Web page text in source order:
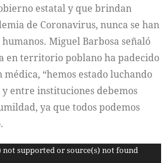
estatal y que brindan
de Coronavirus, nunca se han
Miguel Barbosa señaló
en territorio poblano ha padecido
“hemos estado luchando
entre instituciones debemos
ya que todos podemos
supported or source(s) not found